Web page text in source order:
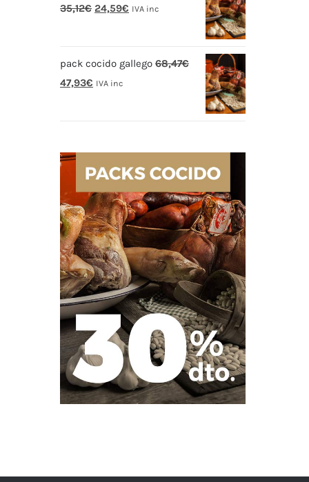
35,12€ El
era:
35,12€.
24,59€ El
es:
IVA inc
pack cocido gallego 68,47€
El
68,47€.
47,93€ El
IVA inc